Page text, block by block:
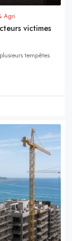
Agri
victimes
tempêtes